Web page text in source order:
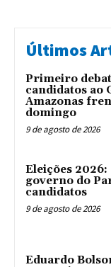
Últimos
Primeiro
candidatos ao
Amazonas
domingo
9 de agosto de 2026
Eleições
governo do
candidatos
9 de agosto de 2026
Eduardo